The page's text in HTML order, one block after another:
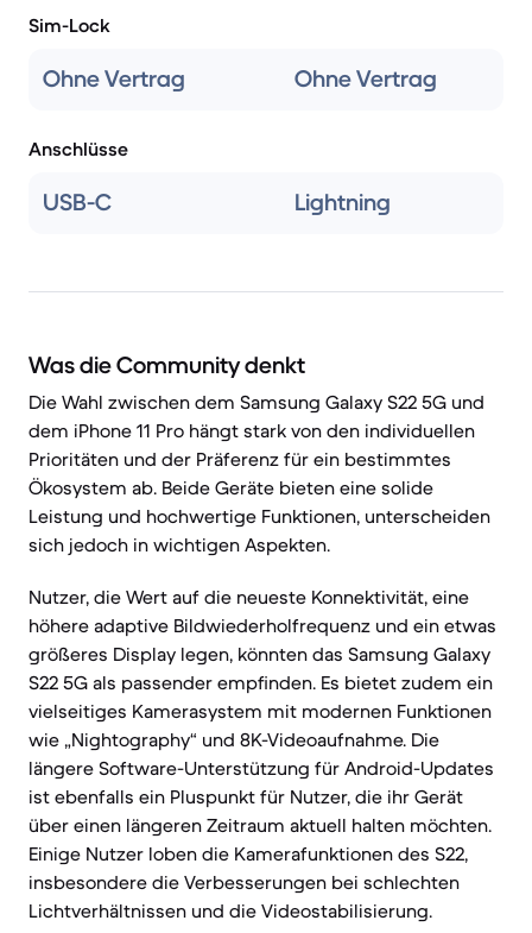
Sim-Lock
Ohne Vertrag Ohne Vertrag
Anschlüsse
USB-C Lightning
Was die Community denkt
Die Wahl zwischen dem Samsung Galaxy S22 5G und
dem iPhone 11 Pro hängt stark von den individuellen
Prioritäten und der Präferenz für ein bestimmtes
Ökosystem ab. Beide Geräte bieten eine solide
Leistung und hochwertige Funktionen, unterscheiden
sich jedoch in wichtigen Aspekten.
Nutzer, die Wert auf die neueste Konnektivität, eine
höhere adaptive Bildwiederholfrequenz und ein etwas
größeres Display legen, könnten das Samsung Galaxy
S22 5G als passender empfinden. Es bietet zudem ein
vielseitiges Kamerasystem mit modernen Funktionen
wie „Nightography“ und 8K-Videoaufnahme. Die
längere Software-Unterstützung für Android-Updates
ist ebenfalls ein Pluspunkt für Nutzer, die ihr Gerät
über einen längeren Zeitraum aktuell halten möchten.
Einige Nutzer loben die Kamerafunktionen des S22,
insbesondere die Verbesserungen bei schlechten
Lichtverhältnissen und die Videostabilisierung.